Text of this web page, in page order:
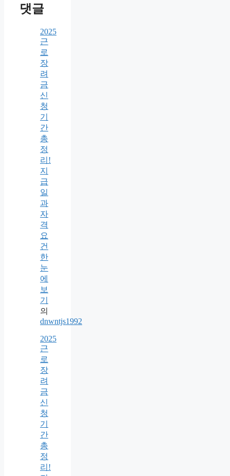
댓글
2025
근
로
장
려
금
신
청
기
간
총
정
리!
지
급
일
과
자
격
요
건
한
눈
에
보
기
의
dnwntjs1992
2025
근
로
장
려
금
신
청
기
간
총
정
리!